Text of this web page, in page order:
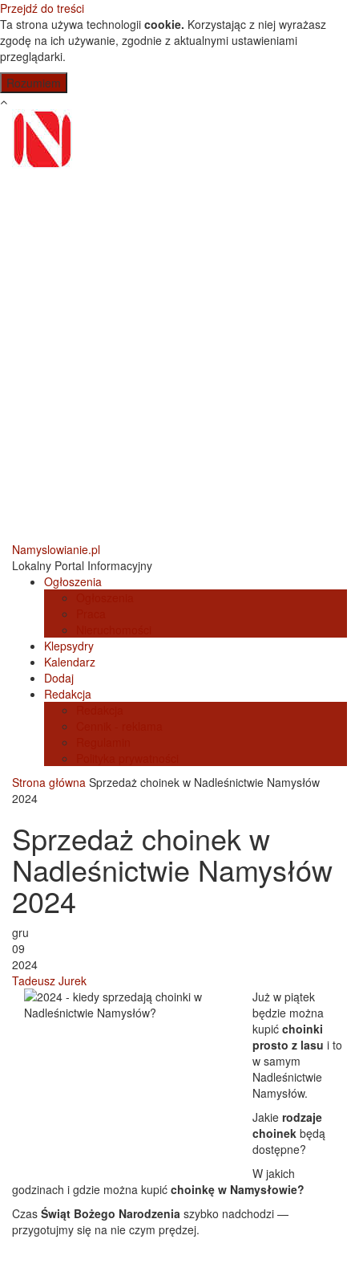
Przejdź do treści
Ta strona używa technologii cookie. Korzystając z niej wyrażasz
zgodę na ich używanie, zgodnie z aktualnymi ustawieniami
przeglądarki.
Namyslowianie.pl
Lokalny Portal Informacyjny
Ogłoszenia
Klepsydry
Kalendarz
Dodaj
Redakcja
Strona główna Sprzedaż choinek w Nadleśnictwie Namysłów
2024
Sprzedaż choinek w
Nadleśnictwie Namysłów
2024
gru
09
2024
Tadeusz Jurek
Już w piątek
będzie można
kupić choinki
prosto z lasu i to
w samym
Nadleśnictwie
Namysłów.
Jakie rodzaje
choinek będą
dostępne?
W jakich
godzinach i gdzie można kupić choinkę w Namysłowie?
Czas Świąt Bożego Narodzenia szybko nadchodzi —
przygotujmy się na nie czym prędzej.